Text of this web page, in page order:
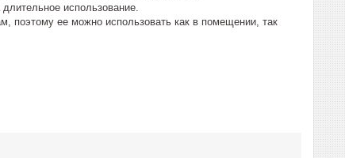
использование.
поэтому ее можно использовать как в помещении, так